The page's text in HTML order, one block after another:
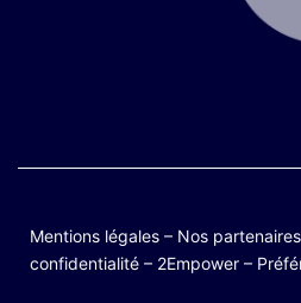
Mentions légales – Nos partenaires
confidentialité – 2Empower –